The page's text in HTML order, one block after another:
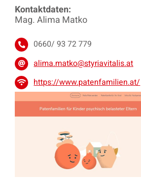
Kontaktdaten:
Mag. Alima Matko
0660/ 93 72 779
alima.matko@styriavitalis.at
https://www.patenfamilien.at/